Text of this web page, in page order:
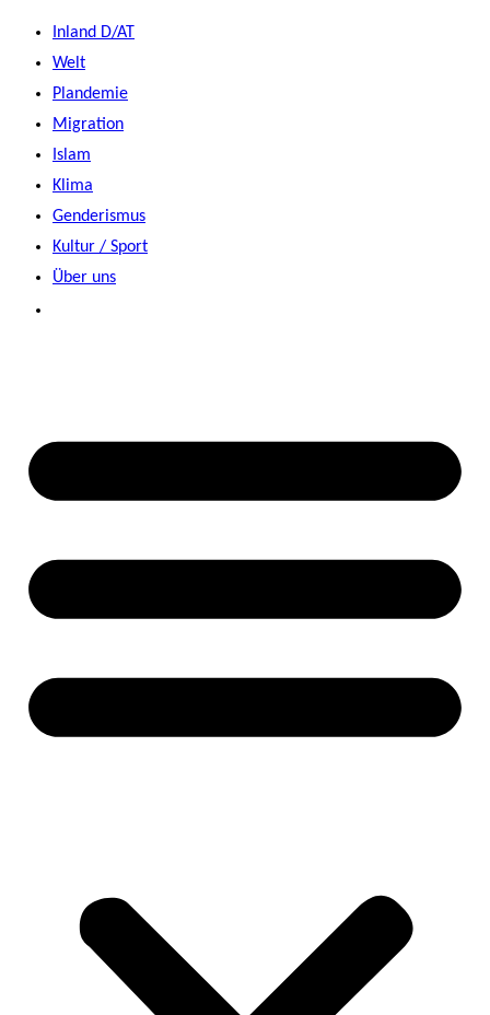
Zum
Inhalt
springen
Inland D/AT
Welt
Plandemie
Migration
Islam
Klima
Genderismus
Kultur / Sport
Über uns